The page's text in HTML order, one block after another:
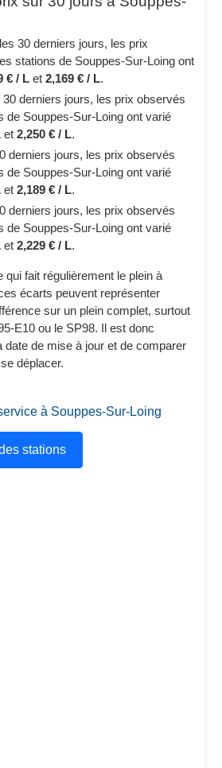
30 derniers jours, les prix
stations de Souppes-Sur-Loing ont
€ / L et2,169 € / L.
30 derniers jours, les prix observés
de Souppes-Sur-Loing ont varié
et2,250 € / L.
derniers jours, les prix observés
de Souppes-Sur-Loing ont varié
et2,189 € / L.
derniers jours, les prix observés
de Souppes-Sur-Loing ont varié
et2,229 € / L.
qui fait régulièrement le plein à
écarts peuvent représenter
sur un plein complet, surtout
E10 ou le SP98. Il est donc
date de mise à jour et de comparer
déplacer.
à Souppes-Sur-Loing
stations